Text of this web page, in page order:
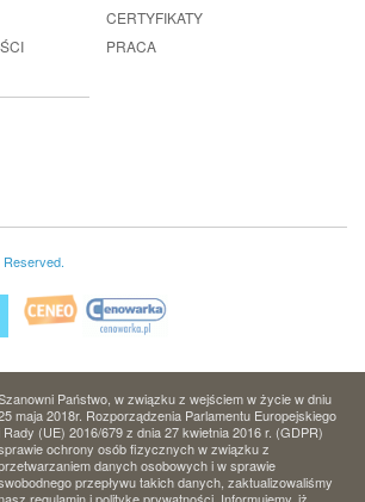
CERTYFIKATY
PRACA
Państwo, w związku z wejściem w życie w dniu
maja 2018r. Rozporządzenia Parlamentu Europejskiego
Rady (UE) 2016/679 z dnia 27 kwietnia 2016 r. (GDPR)
ochrony osób fizycznych w związku z
danych osobowych i w sprawie
przepływu takich danych, zaktualizowaliśmy
regulamin i politykę prywatności. Informujemy, iż